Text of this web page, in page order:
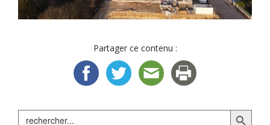
Search Search Button
Partager ce contenu :